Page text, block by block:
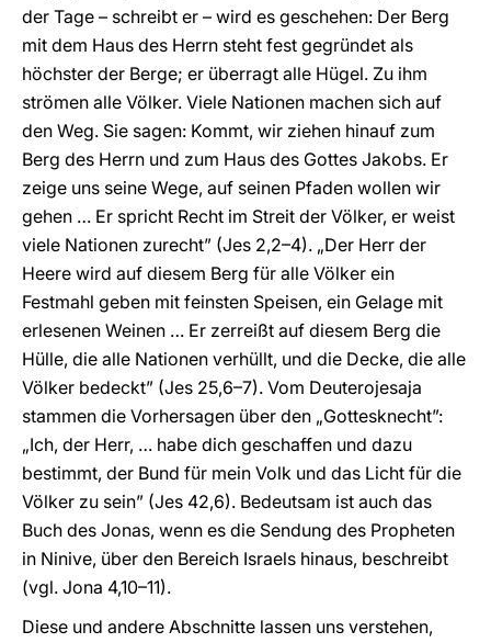
der Tage – schreibt er – wird es geschehen: Der Berg
mit dem Haus des Herrn steht fest gegründet als
höchster der Berge; er überragt alle Hügel. Zu ihm
strömen alle Völker. Viele Nationen machen sich auf
den Weg. Sie sagen: Kommt, wir ziehen hinauf zum
Berg des Herrn und zum Haus des Gottes Jakobs. Er
zeige uns seine Wege, auf seinen Pfaden wollen wir
gehen … Er spricht Recht im Streit der Völker, er weist
viele Nationen zurecht” (Jes 2,2–4). „Der Herr der
Heere wird auf diesem Berg für alle Völker ein
Festmahl geben mit feinsten Speisen, ein Gelage mit
erlesenen Weinen … Er zerreißt auf diesem Berg die
Hülle, die alle Nationen verhüllt, und die Decke, die alle
Völker bedeckt” (Jes 25,6–7). Vom Deuterojesaja
stammen die Vorhersagen über den „Gottesknecht”:
„Ich, der Herr, … habe dich geschaffen und dazu
bestimmt, der Bund für mein Volk und das Licht für die
Völker zu sein” (Jes 42,6). Bedeutsam ist auch das
Buch des Jonas, wenn es die Sendung des Propheten
in Ninive, über den Bereich Israels hinaus, beschreibt
(vgl. Jona 4,10–11).
Diese und andere Abschnitte lassen uns verstehen,